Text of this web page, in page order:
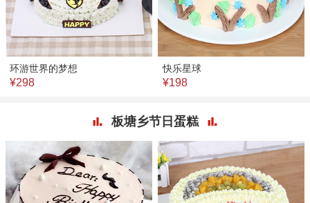
环游世界的梦想
¥298
快乐星球
¥198
板塘乡节日蛋糕